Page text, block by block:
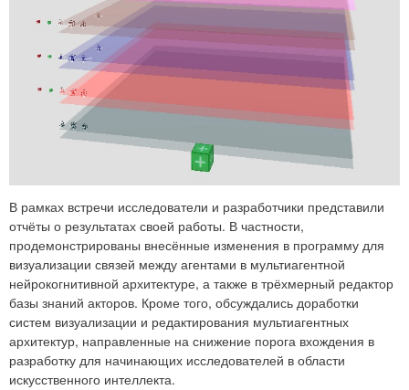
В рамках встречи исследователи и разработчики представили
отчёты о результатах своей работы. В частности,
продемонстрированы внесённые изменения в программу для
визуализации связей между агентами в мультиагентной
нейрокогнитивной архитектуре, а также в трёхмерный редактор
базы знаний акторов. Кроме того, обсуждались доработки
систем визуализации и редактирования мультиагентных
архитектур, направленные на снижение порога вхождения в
разработку для начинающих исследователей в области
искусственного интеллекта.